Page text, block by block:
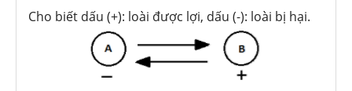
Cho biết dấu (+): loài được lợi, dấu (-): loài bị hại.